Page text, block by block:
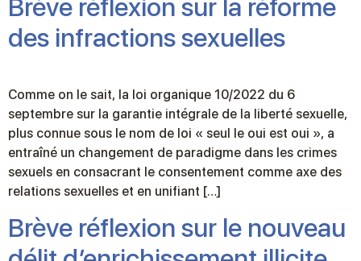
Brève réflexion sur la réforme
des infractions sexuelles
Comme on le sait, la loi organique 10/2022 du 6
septembre sur la garantie intégrale de la liberté sexuelle,
plus connue sous le nom de loi « seul le oui est oui », a
entraîné un changement de paradigme dans les crimes
sexuels en consacrant le consentement comme axe des
relations sexuelles et en unifiant […]
Brève réflexion sur le nouveau